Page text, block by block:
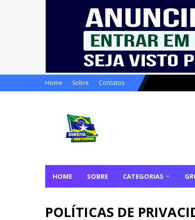
Home Sobre Contatos
HOME SOBRE CATEGORIAS
POLÍTICAS DE